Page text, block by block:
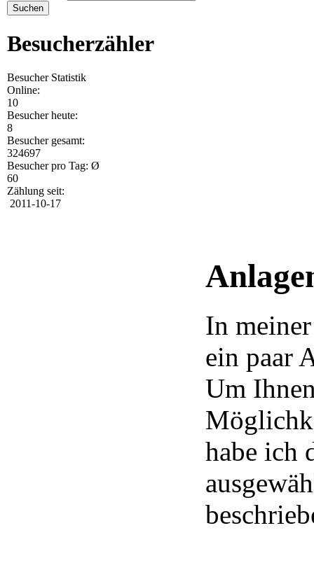
Besucherzähler
Besucher Statistik
Online:
10
Besucher heute:
8
Besucher gesamt:
324697
Besucher pro Tag: Ø
60
Zählung seit:
2011-10-17
In
ein paar
Um
habe ich